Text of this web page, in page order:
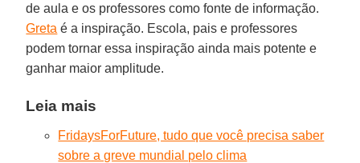
de aula e os professores como fonte de informação.
Greta é a inspiração. Escola, pais e professores
podem tornar essa inspiração ainda mais potente e
ganhar maior amplitude.
Leia mais
FridaysForFuture, tudo que você precisa saber
sobre a greve mundial pelo clima